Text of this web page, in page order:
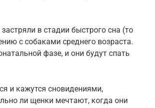
в стадии быстрого сна (то
с собаками среднего возраста.
фазе, и они будут спать
и кажутся сновидениями,
ли щенки мечтают, когда они